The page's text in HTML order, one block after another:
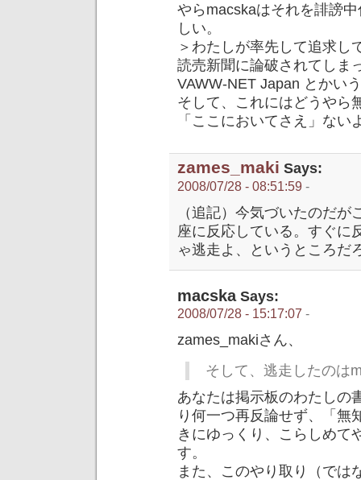
やらmacskaはそれを誹謗
しい。
＞わたしが率先して追求し
読売新聞に論破されてしま
VAWW-NET Japan とかい
そして、これにはどうやら
「ここにおいてさえ」ない
zames_maki Says:
2008/07/28 - 08:51:59 -
（追記）今気づいたのだ
座に反応している。すぐに
ゃ逃走よ、というところだ
macskaSays:
2008/07/28 - 15:17:07 -
zames_makiさん、
そして、逃走したのは
あなたは掲示板のわたしの
り何一つ再反論せず、「無
きにゆっくり、こらしめて
す。
また、このやり取り（では